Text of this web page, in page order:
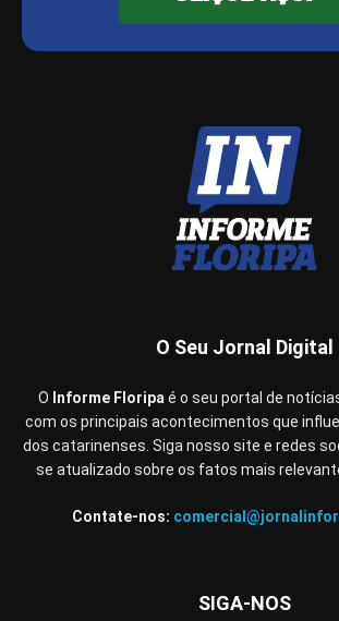
O Seu Jornal Digital
O Informe Floripaé o seu portal de
com os principais acontecimentos que
dos catarinenses. Siga nosso site e redes
se atualizado sobre os fatos mais
Contate-nos:
SIGA-NOS